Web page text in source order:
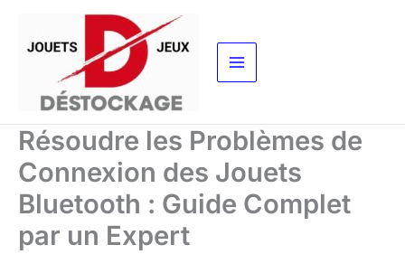
contenu
Résoudre les Problèmes de
Connexion des Jouets
Bluetooth : Guide Complet
par un Expert